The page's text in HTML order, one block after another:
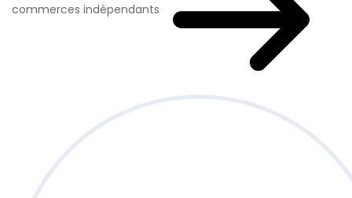
commerces indépendants